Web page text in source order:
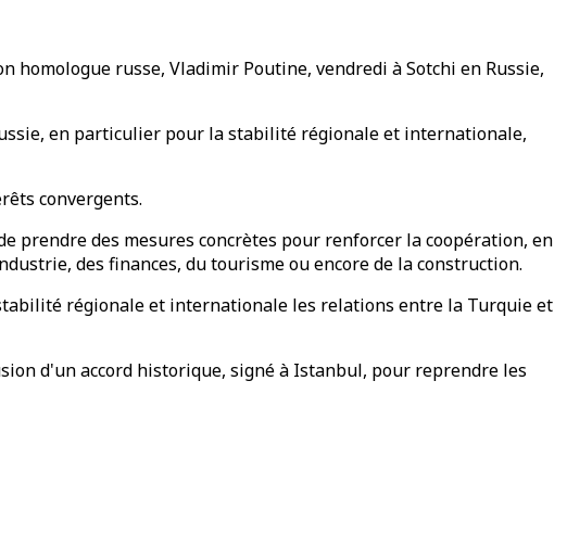
homologue russe, Vladimir Poutine, vendredi à Sotchi en Russie,
en particulier pour la stabilité régionale et internationale,
convergents.
prendre des mesures concrètes pour renforcer la coopération, en
des finances, du tourisme ou encore de la construction.
régionale et internationale les relations entre la Turquie et
d'un accord historique, signé à Istanbul, pour reprendre les